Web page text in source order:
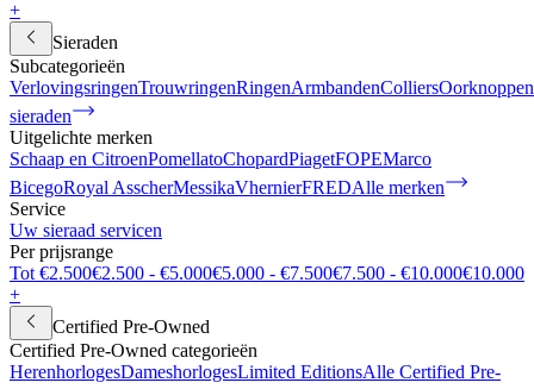
+
Sieraden
Subcategorieën
VerlovingsringenTrouwringenRingenArmbandenColliersOorknoppen
sieraden
Uitgelichte merken
Schaap en CitroenPomellatoChopardPiagetFOPEMarco
BicegoRoyal AsscherMessikaVhernierFREDAlle merken
Service
Uw sieraad servicen
Per prijsrange
Tot €2.500€2.500 - €5.000€5.000 - €7.500€7.500 - €10.000€10.000
+
Certified Pre-Owned
Certified Pre-Owned categorieën
HerenhorlogesDameshorlogesLimited EditionsAlle Certified Pre-